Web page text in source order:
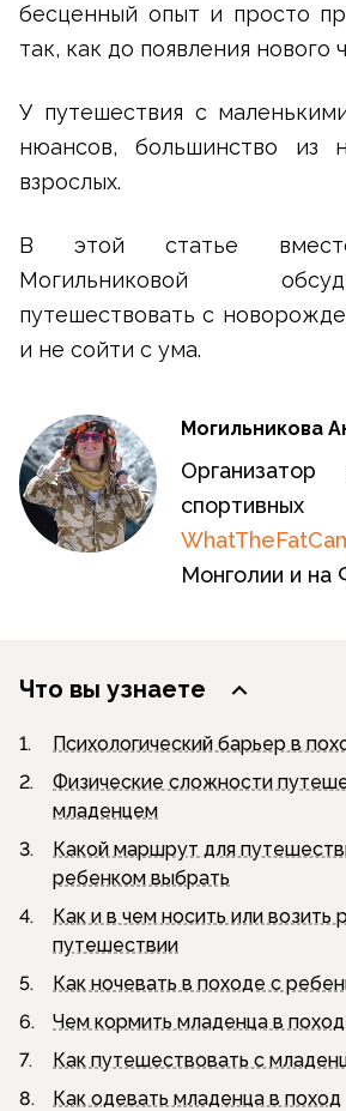
бесценный опыт и просто
так, как до появления нового
У путешествия с
нюансов, большинство из
взрослых.
В этой статье
Могильниковой
путешествовать с
и не сойти с ума.
Могильникова
Монголии и на
Что вы узнаете
1.
Психологический барьер в
2.
Физические сложности
младенцем
3.
Какой маршрут для
ребенком выбрать
4.
Как и в чем носить или возить
путешествии
5.
Как ночевать в походе с
6.
Чем кормить младенца в
7.
Как путешествовать с
8.
Как одевать младенца в поход